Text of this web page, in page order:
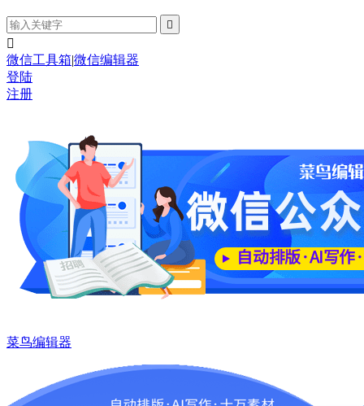


微信工具箱|微信编辑器
登陆
注册
菜鸟编辑器